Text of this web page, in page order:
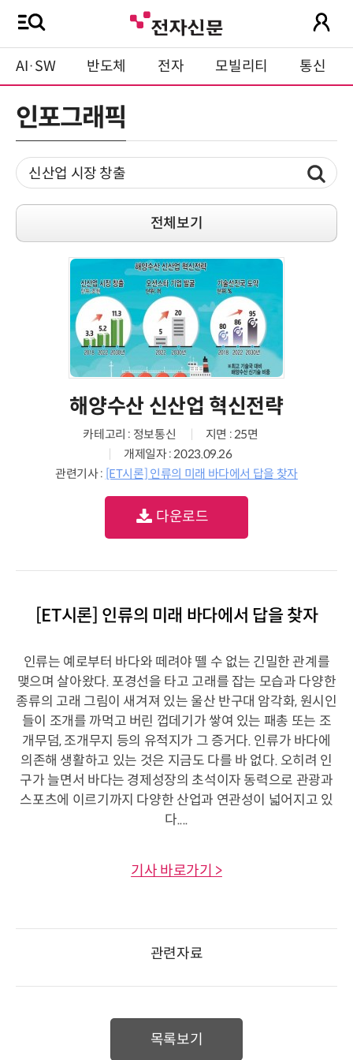
AI·SW 반도체 전자 모빌리티 통신
인포그래픽
전체보기
해양수산 신산업 혁신전략
카테고리 : 정보통신
지면 : 25면
개제일자 : 2023.09.26
관련기사 : [ET시론] 인류의 미래 바다에서 답을 찾자
다운로드
[ET시론] 인류의 미래 바다에서 답을 찾자
인류는 예로부터 바다와 떼려야 뗄 수 없는 긴밀한 관계를
맺으며 살아왔다. 포경선을 타고 고래를 잡는 모습과 다양한
종류의 고래 그림이 새겨져 있는 울산 반구대 암각화, 원시인
들이 조개를 까먹고 버린 껍데기가 쌓여 있는 패총 또는 조
개무덤, 조개무지 등의 유적지가 그 증거다. 인류가 바다에
의존해 생활하고 있는 것은 지금도 다를 바 없다. 오히려 인
구가 늘면서 바다는 경제성장의 초석이자 동력으로 관광과
스포츠에 이르기까지 다양한 산업과 연관성이 넓어지고 있
다....
기사 바로가기 >
관련자료
목록보기